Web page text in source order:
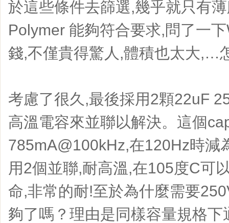
於這些條件去篩選,幾乎就只有
Polymer 能夠符合要求,問了一
錢,不僅貴得驚人,體積也太大,…
考慮了很久,最後採用2顆22uF
高溫電容來並聯以解決。這個
785mA@100kHz,在120Hz時減
用2個並聯,耐高溫,在105度C可
命,非常的耐!至於為什麼需要
夠了嗎？理由是同樣容量規格